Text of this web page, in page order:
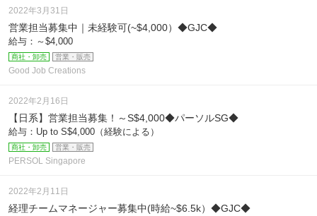
営業担当募集中｜未経験可(~$4,000）◆GJC◆
給与：～$4,000
商社・卸売 営業・販売
2022年3月31日
Good Job Creations
【日系】営業担当募集！～S$4,000◆パーソルSG◆
給与：Up to S$4,000（経験による）
商社・卸売 営業・販売
2022年2月16日
PERSOL Singapore
経理チームマネージャー募集中(時給~$6.5k）◆GJC◆
2022年2月11日